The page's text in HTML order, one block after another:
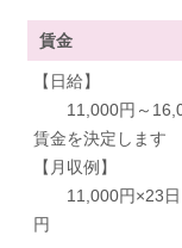
賃金
【日給】
11,000円～
賃金を決定します
【月収例】
11,000円×23日
円